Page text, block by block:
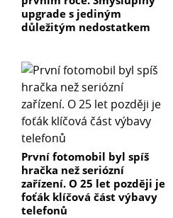
upgrade s jediným
důležitým nedostatkem
První fotomobil byl spíš
hračka než seriózní
zařízení. O 25 let později je
foťák klíčová část výbavy
telefonů